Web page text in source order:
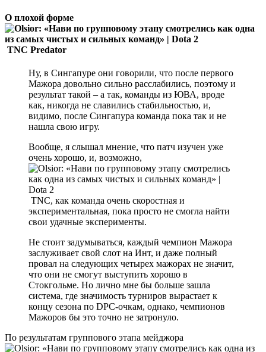
О плохой форме
TNC Predator
Ну, в Сингапуре они говорили, что после первого
Мажора довольно сильно расслабились, поэтому и
результат такой – а так, команды из ЮВА, вроде
как, никогда не славились стабильностью, и,
видимо, после Сингапура команда пока так и не
нашла свою игру.
Вообще, я слышал мнение, что патч изучен уже
очень хорошо, и, возможно,
TNC, как команда очень скоростная и
экспериментальная, пока просто не смогла найти
свои удачные эксперименты.
Не стоит задумываться, каждый чемпион Мажора
заслуживает свой слот на Инт, и даже полный
провал на следующих четырех мажорах не значит,
что они не смогут выступить хорошо в
Стокгольме. Но лично мне бы больше зашла
система, где значимость турниров вырастает к
концу сезона по DPC-очкам, однако, чемпионов
Мажоров бы это точно не затронуло.
По результатам группового этапа мейджора